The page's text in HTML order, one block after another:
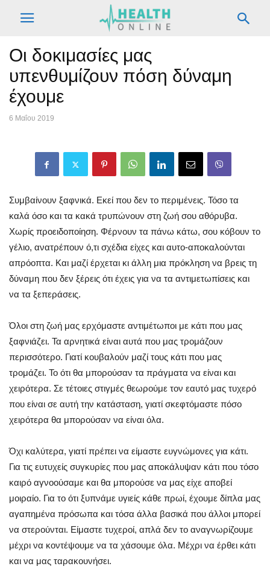
Οι δοκιμασίες μας
υπενθυμίζουν πόση δύναμη
έχουμε
6 Μαΐου 2019
Συμβαίνουν ξαφνικά. Εκεί που δεν το περιμένεις. Τόσο τα
καλά όσο και τα κακά τρυπώνουν στη ζωή σου αθόρυβα.
Χωρίς προειδοποίηση. Φέρνουν τα πάνω κάτω, σου κόβουν το
γέλιο, ανατρέπουν ό,τι σχέδια είχες και αυτο-αποκαλούνται
απρόοπτα. Και μαζί έρχεται κι άλλη μια πρόκληση να βρεις τη
δύναμη που δεν ξέρεις ότι έχεις για να τα αντιμετωπίσεις και
να τα ξεπεράσεις.
Όλοι στη ζωή μας ερχόμαστε αντιμέτωποι με κάτι που μας
ξαφνιάζει. Τα αρνητικά είναι αυτά που μας τρομάζουν
περισσότερο. Γιατί κουβαλούν μαζί τους κάτι που μας
τρομάζει. Το ότι θα μπορούσαν τα πράγματα να είναι και
χειρότερα. Σε τέτοιες στιγμές θεωρούμε τον εαυτό μας τυχερό
που είναι σε αυτή την κατάσταση, γιατί σκεφτόμαστε πόσο
χειρότερα θα μπορούσαν να είναι όλα.
Όχι καλύτερα, γιατί πρέπει να είμαστε ευγνώμονες για κάτι.
Για τις ευτυχείς συγκυρίες που μας αποκάλυψαν κάτι που τόσο
καιρό αγνοούσαμε και θα μπορούσε να μας είχε αποβεί
μοιραίο. Για το ότι ξυπνάμε υγιείς κάθε πρωί, έχουμε δίπλα μας
αγαπημένα πρόσωπα και τόσα άλλα βασικά που άλλοι μπορεί
να στερούνται. Είμαστε τυχεροί, απλά δεν το αναγνωρίζουμε
μέχρι να κοντέψουμε να τα χάσουμε όλα. Μέχρι να έρθει κάτι
και να μας ταρακουνήσει.